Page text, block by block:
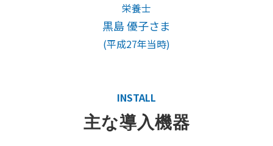
栄養士
黒島 優子さま
(平成27年当時)
INSTALL
主な導入機器